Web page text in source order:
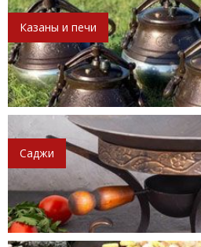
Казаны и печи
Саджи